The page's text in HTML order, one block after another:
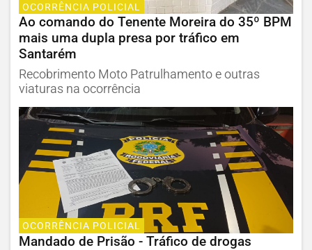
OCORRÊNCIA POLICIAL
Ao comando do Tenente Moreira do 35º BPM
mais uma dupla presa por tráfico em
Santarém
Recobrimento Moto Patrulhamento e outras
viaturas na ocorrência
OCORRÊNCIA POLICIAL
Mandado de Prisão - Tráfico de drogas